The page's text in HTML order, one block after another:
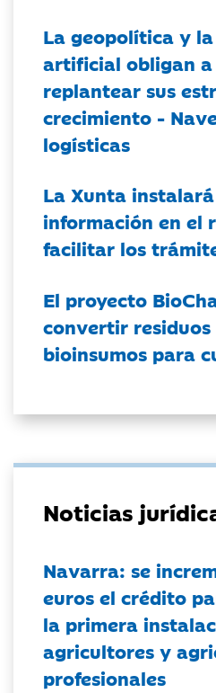
La geopolítica y
artificial obligan a
replantear sus
crecimiento -
logísticas
La Xunta
información en el
facilitar los
El proyecto
convertir residuos
bioinsumos para
Noticias
Navarra: se
euros el crédito
la primera
agricultores y
profesionales